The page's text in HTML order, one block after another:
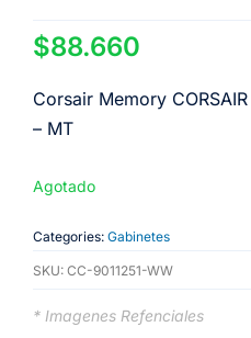
$88.660
Corsair Memory
– MT
Agotado
Categories: Gabinetes
SKU: CC-9011251-WW
* Imagenes Refenciales